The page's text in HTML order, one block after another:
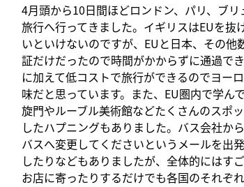
4月頭から10日間ほどロンドン、パリ、ブ
旅行へ行ってきました。イギリスはEUを
いといけないのですが、EUと日本、その
証だけだったので時間がかからずに通過で
に加えて低コストで旅行ができるのでヨー
味だと思っています。また、EU圏内で学ん
旋門やルーブル美術館などたくさんのスポ
したハプニングもありました。バス会社か
バスへ変更してくださいというメールを出
したりなどもありましたが、全体的にはす
お店に寄ったりするだけでも各国のそれぞ